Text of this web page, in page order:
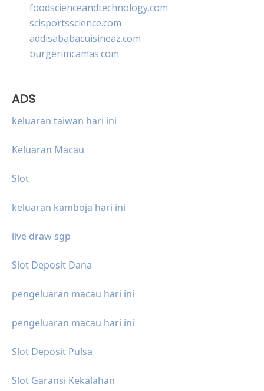
foodscienceandtechnology.com
scisportsscience.com
addisababacuisineaz.com
burgerimcamas.com
ADS
keluaran taiwan hari ini
Keluaran Macau
Slot
keluaran kamboja hari ini
live draw sgp
Slot Deposit Dana
pengeluaran macau hari ini
pengeluaran macau hari ini
Slot Deposit Pulsa
Slot Garansi Kekalahan